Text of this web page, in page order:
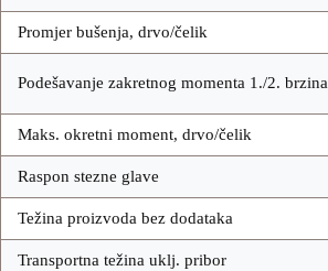
Promjer bušenja, drvo/čelik
Podešavanje zakretnog momenta 1./2. brzina
Maks. okretni moment, drvo/čelik
Raspon stezne glave
Težina proizvoda bez dodataka
Transportna težina uklj. pribor